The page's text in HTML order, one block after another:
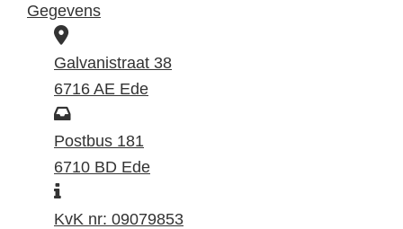
Gegevens
B
e
z
o
e
k
d
Galvanistraat 38
6716 AE Ede
P
o
s
a
Postbus 181
6710 BD Ede
I
n
KvK nr: 09079853